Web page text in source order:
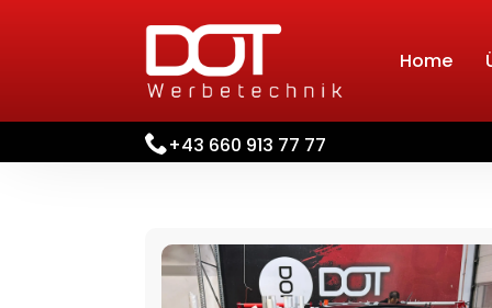
Home
+43 660 913 77 77